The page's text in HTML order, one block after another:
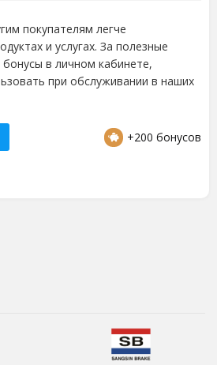
покупателям легче
и услугах. За полезные
в личном кабинете,
при обслуживании в наших
+200 бонусов